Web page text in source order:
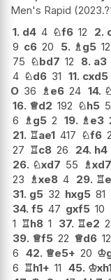
Men's Rapid
1. d4 4 ♘f6 12 2.
9 c6 20 5. ♗ g5 12
75 ♘bd7 12 8. a3
4 ♘d6 31 11. cxd5
O 36 ♗ e6 24 14.
16. ♕d2 192 ♘h5
6
♗ g5 2 19. ♗ e3
21. ♖ae1 417 ♘f6
27 ♖c8 26 24. h4
26. ♘xd7 55 ♗xd7
23
♗xe8 4 29. ♖
31. g5 32 hxg5 81
34. f5 47 gxf5 10
1 ♖h8 1 37. ♖e2 2
39. ♕f5 22 ♕d6 12
6 42. ♕e5+ 20 ♔
6 ♖h1+ 11 45. ♔